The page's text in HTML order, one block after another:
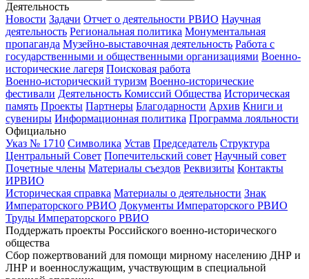
Деятельность
Новости Задачи Отчет о деятельности РВИО Научная
деятельность Региональная политика Монументальная
пропаганда Музейно-выставочная деятельность Работа с
государственными и общественными организациями Военно-
исторические лагеря Поисковая работа
Военно-исторический туризм Военно-исторические
фестивали Деятельность Комиссий Общества Историческая
память Проекты Партнеры Благодарности Архив Книги и
сувениры Информационная политика Программа лояльности
Официально
Указ № 1710 Символика Устав Председатель Структура
Центральный Совет Попечительский совет Научный совет
Почетные члены Материалы съездов Реквизиты Контакты
ИРВИО
Историческая справка Материалы о деятельности Знак
Императорского РВИО Документы Императорского РВИО
Труды Императорского РВИО
Поддержать проекты Российского военно-исторического
общества
Сбор пожертвований для помощи мирному населению ДНР и
ЛНР и военнослужащим, участвующим в специальной